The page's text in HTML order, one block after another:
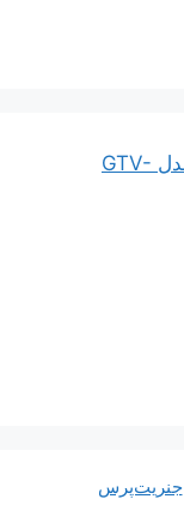
تلویزیون جی پلاس 43 اینچ Full HD مدل GTV-
جنریت‌پرس